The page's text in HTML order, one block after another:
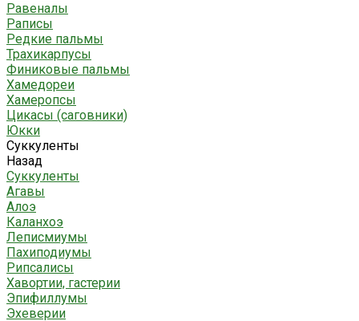
Равеналы
Раписы
Редкие пальмы
Трахикарпусы
Финиковые пальмы
Хамедореи
Хамеропсы
Цикасы (саговники)
Юкки
Суккуленты
Назад
Суккуленты
Агавы
Алоэ
Каланхоэ
Леписмиумы
Пахиподиумы
Рипсалисы
Хавортии, гастерии
Эпифиллумы
Эхеверии